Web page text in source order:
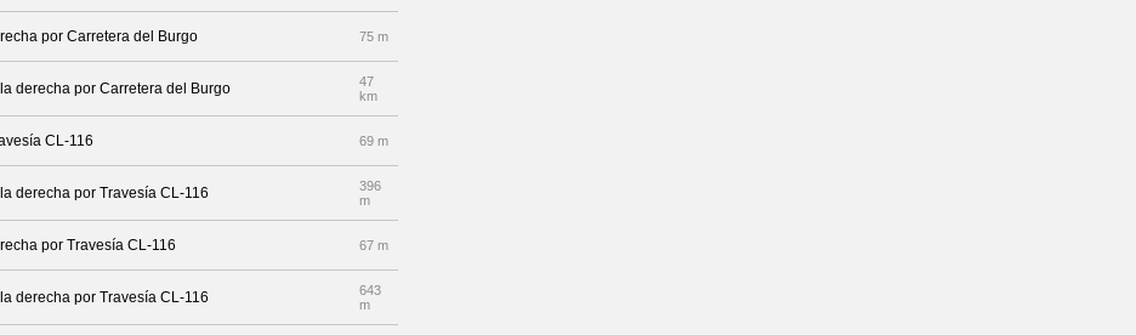
por Carretera del Burgo 75 m
derecha por Carretera del Burgo
47
km
CL-116 69 m
derecha por Travesía CL-116
396
m
por Travesía CL-116 67 m
derecha por Travesía CL-116
643
m